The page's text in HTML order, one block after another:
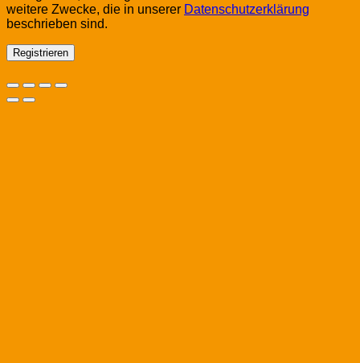
weitere Zwecke, die in unserer Datenschutzerklärung
beschrieben sind.
Registrieren